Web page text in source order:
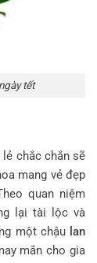
tết
chắc chắn sẽ
mang vẻ đẹp
quan niệm
lại tài lộc và
một chậu lan
mắn cho gia